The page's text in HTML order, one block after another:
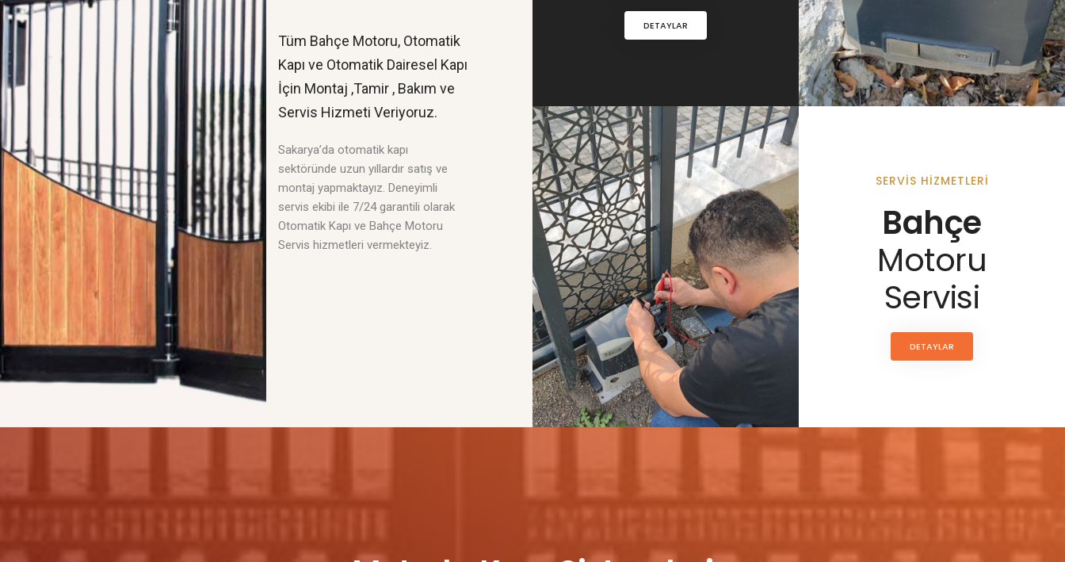
Tüm Bahçe Motoru, Otomatik
Kapı ve Otomatik Dairesel Kapı
İçin Montaj ,Tamir , Bakım ve
Servis Hizmeti Veriyoruz.
Sakarya’da otomatik kapı
sektöründe uzun yıllardır satış ve
montaj yapmaktayız. Deneyimli
servis ekibi ile 7/24 garantili olarak
Otomatik Kapı ve Bahçe Motoru
Servis hizmetleri vermekteyiz.
DETAYLAR
SERVIS HIZMETLERI
Bahçe
Motoru
Servisi
DETAYLAR